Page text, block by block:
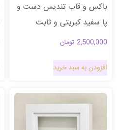
باکس و قاب تندیس دست و
پا سفید کبریتی و ثابت
2,500,000 تومان
افزودن به سبد خرید